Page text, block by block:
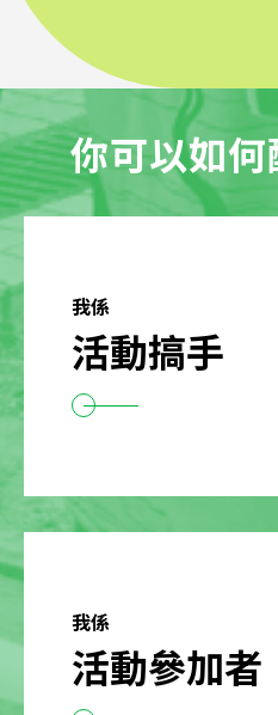
你可以如
我係
活動搞手
我係
活動參加者